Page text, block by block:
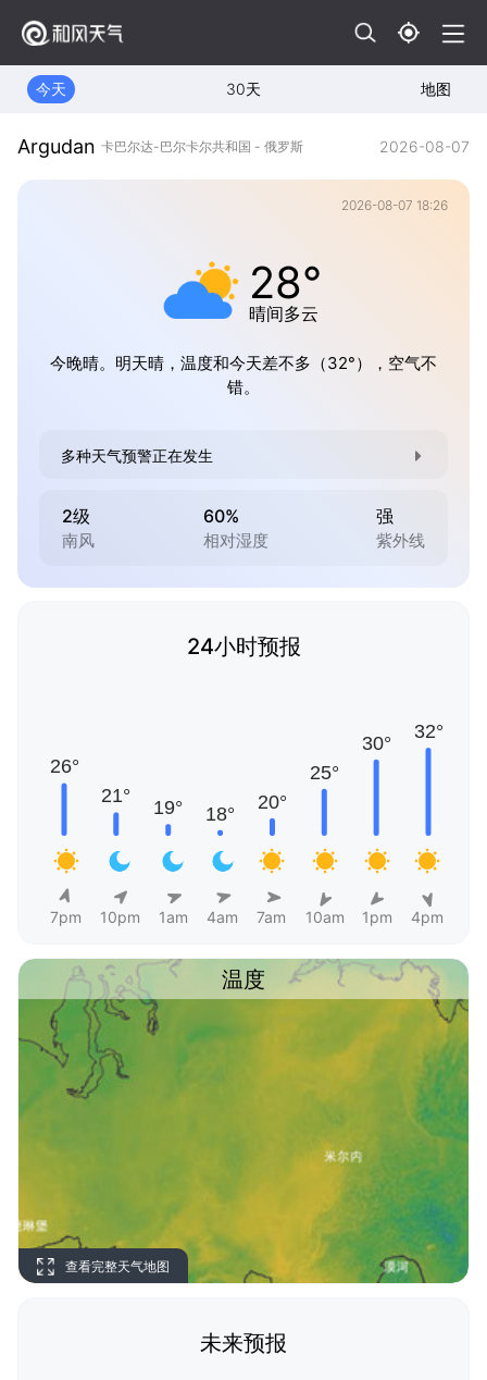
今天 30天 地图
Argudan 卡巴尔达-巴尔卡尔共和国 - 俄罗斯 2026-08-07
2026-08-07 18:26
28°
晴间多云
今晚晴。明天晴，温度和今天差不多（32°），空气不
错。
多种天气预警正在发生
2级
南风
60%
相对湿度
强
紫外线
24小时预报
7pm 10pm 1am 4am 7am 10am 1pm 4pm
温度
查看完整天气地图
未来预报